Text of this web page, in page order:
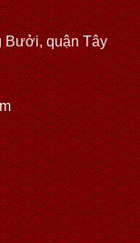
Bưởi, quận Tây